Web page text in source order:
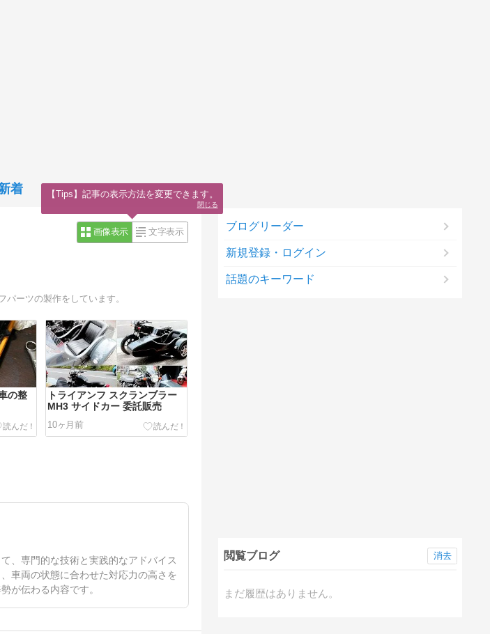
着
画像表示 文字表示
ーツの製作をしています。
の整
トライアンフ スクランブラー
MH3 サイドカー 委託販売
10ヶ月前
、専門的な技術と実践的なアドバイス
車両の状態に合わせた対応力の高さを
が伝わる内容です。
ブログリーダー
新規登録・ログイン
話題のキーワード
閲覧ブログ
まだ履歴はありません。
消去
【Tips】記事の表示方法を変更できます。
閉じる